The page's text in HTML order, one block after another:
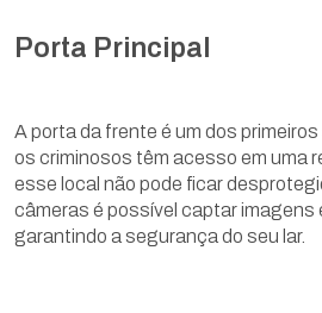
Porta Principal
A porta da frente é um dos
os criminosos têm acesso em uma
esse local não pode ficar
câmeras é possível captar imagens
garantindo a segurança do seu lar.